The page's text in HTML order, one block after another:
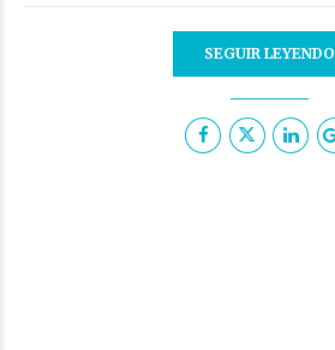
SEGUIR LEYENDO